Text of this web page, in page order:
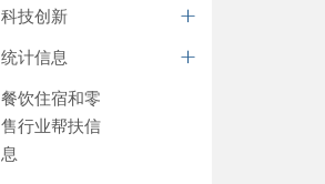
科技创新
统计信息
餐饮住宿和零
售行业帮扶信
息